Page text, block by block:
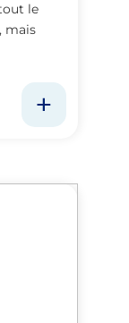
le
mais